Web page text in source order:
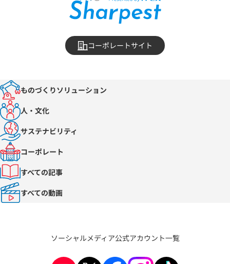
コーポレートサイト
ものづくりソリューション
人・文化
サステナビリティ
コーポレート
すべての記事
すべての動画
ソーシャルメディア公式アカウント一覧